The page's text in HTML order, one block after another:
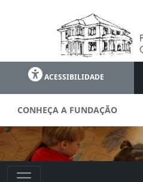
ACESSIBILIDADE
CONHEÇA A FUNDAÇÃO